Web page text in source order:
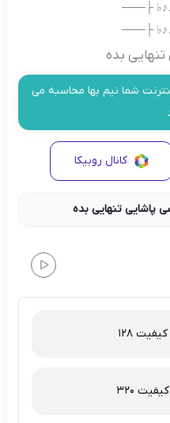
───┤
───┤
بده
شما نیم بها محاسبه می
کانال روبیکا
پاشایی تنهایی بده
128
320